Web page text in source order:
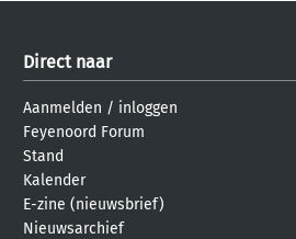
Direct naar
Aanmelden / inloggen
Feyenoord Forum
Stand
Kalender
E-zine (nieuwsbrief)
Nieuwsarchief